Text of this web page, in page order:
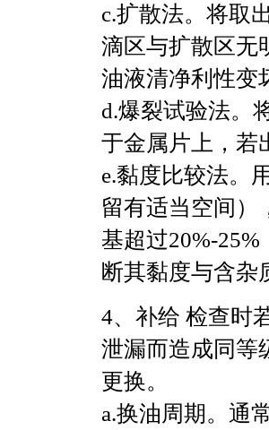
c.扩散法。将取
滴区与扩散区无
油液清净利性变
d.爆裂试验法。
于金属片上，若
e.黏度比较法。
留有适当空间）
基超过20%-
断其黏度与含杂
4、补给 检查时
泄漏而造成同等
更换。
a.换油周期。通